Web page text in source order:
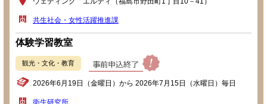
共生社会・女性活躍推進課
体験学習教室
観光・文化・教育
2026年6月19日（金曜日）から 2026年7月15日（水曜日）毎日
衛生研究所